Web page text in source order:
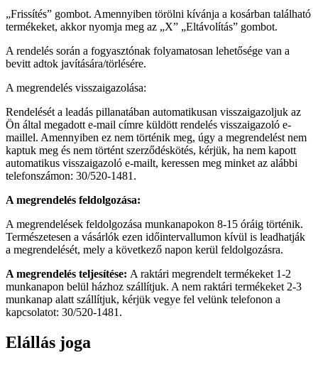
„Frissítés” gombot. Amennyiben törölni kívánja a kosárban található
termékeket, akkor nyomja meg az „X” „Eltávolítás” gombot.
A rendelés során a fogyasztónak folyamatosan lehetősége van a
bevitt adtok javítására/törlésére.
A megrendelés visszaigazolása:
Rendelését a leadás pillanatában automatikusan visszaigazoljuk az
Ön által megadott e-mail címre küldött rendelés visszaigazoló e-
maillel. Amennyiben ez nem történik meg, úgy a megrendelést nem
kaptuk meg és nem történt szerződéskötés, kérjük, ha nem kapott
automatikus visszaigazoló e-mailt, keressen meg minket az alábbi
telefonszámon: 30/520-1481.
A megrendelés feldolgozása:
A megrendelések feldolgozása munkanapokon 8-15 óráig történik.
Természetesen a vásárlók ezen időintervallumon kívül is leadhatják
a megrendelését, mely a következő napon kerül feldolgozásra.
A megrendelés teljesítése: A raktári megrendelt termékeket 1-2
munkanapon belül házhoz szállítjuk. A nem raktári termékeket 2-3
munkanap alatt szállítjuk, kérjük vegye fel velünk telefonon a
kapcsolatot: 30/520-1481.
Elállás joga